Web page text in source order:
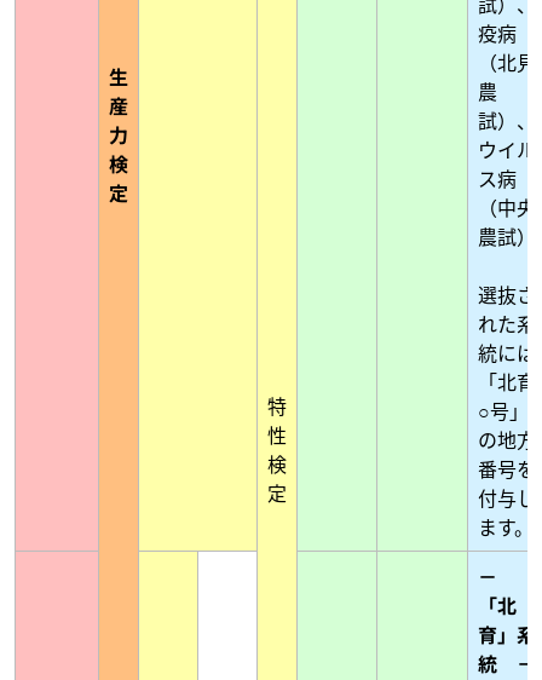
生
産
力
検
定
特
性
検
定
疫病
（北見
農
試）、
ウイル
ス病
（中央
農試）
選抜さ
れた系
統には
「北育
○号」
の地方
番号を
付与し
ます。
－
「北
育」系
統 －